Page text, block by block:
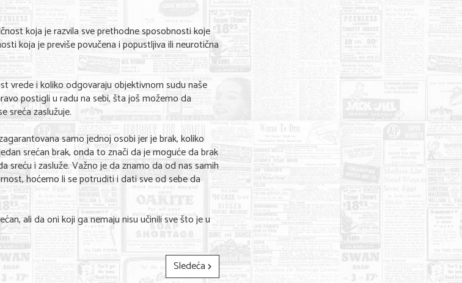
koja je razvila sve prethodne sposobnosti koje
koja je previše povučena i popustljiva ili neurotična
vrede i koliko odgovaraju objektivnom sudu naše
postigli u radu na sebi, šta još možemo da
sreća zaslužuje.
samo jednoj osobi jer je brak, koliko
srećan brak, onda to znači da je moguće da brak
sreću i zasluže. Važno je da znamo da od nas samih
hoćemo li se potruditi i dati sve od sebe da
ali da oni koji ga nemaju nisu učinili sve što je u
Sledeća